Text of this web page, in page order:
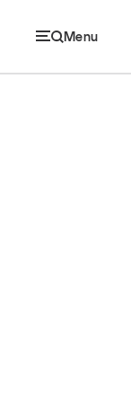
Menu
Retail